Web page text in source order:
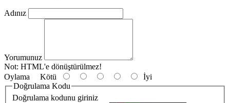
Adınız
Yorumunuz
Not: HTML'e dönüştürülmez!
Oylama Kötü
İyi
Doğrulama Kodu
Doğrulama kodunu giriniz